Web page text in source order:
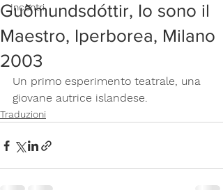
Incontri
Guðmundsdóttir, Io sono il
Maestro, Iperborea, Milano
2003
Un primo esperimento teatrale, una
giovane autrice islandese.
Traduzioni